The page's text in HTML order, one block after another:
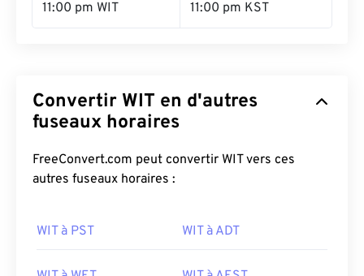
11:00 pm WIT 11:00 pm KST
Convertir WIT en d'autres
fuseaux horaires
FreeConvert.com peut convertir WIT vers ces
autres fuseaux horaires :
WIT à PST WIT à ADT